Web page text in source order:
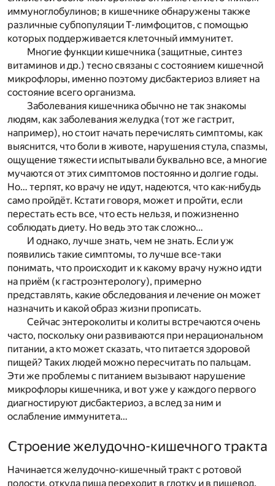
иммуноглобулинов; в кишечнике обнаружены также
различные субпопуляции Т-лимфоцитов, с помощью
которых поддерживается клеточный иммунитет.
Многие функции кишечника (защитные, синтез
витаминов и др.) тесно связаны с состоянием кишечной
микрофлоры, именно поэтому дисбактериоз влияет на
состояние всего организма.
Заболевания кишечника обычно не так знакомы
людям, как заболевания желудка (тот же гастрит,
например), но стоит начать перечислять симптомы, как
выяснится, что боли в животе, нарушения стула, спазмы,
ощущение тяжести испытывали буквально все, а многие
мучаются от этих симптомов постоянно и долгие годы.
Но… терпят, ко врачу не идут, надеются, что как-нибудь
само пройдёт. Кстати говоря, может и пройти, если
перестать есть все, что есть нельзя, и пожизненно
соблюдать диету. Но ведь это так сложно…
И однако, лучше знать, чем не знать. Если уж
появились такие симптомы, то лучше все-таки
понимать, что происходит и к какому врачу нужно идти
на приём (к гастроэнтерологу), примерно
представлять, какие обследования и лечение он может
назначить и какой образ жизни прописать.
Сейчас энтероколиты и колиты встречаются очень
часто, поскольку они развиваются при нерациональном
питании, а кто может сказать, что питается здоровой
пищей? Таких людей можно пересчитать по пальцам.
Эти же проблемы с питанием вызывают нарушение
микрофлоры кишечника, и вот уже у каждого первого
диагностируют дисбактериоз, а вслед за ним и
ослабление иммунитета…
Строение желудочно-кишечного тракта
Начинается желудочно-кишечный тракт с ротовой
полости, откуда пища переходит в глотку и в пищевод.